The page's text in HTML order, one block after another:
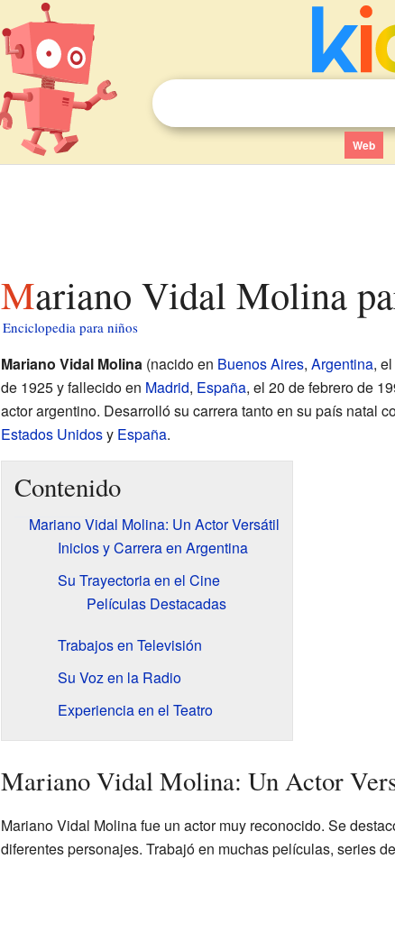
Web
Mariano Vidal Molina
Enciclopedia para niños
Mariano Vidal Molina(nacido en Buenos Aires, Argentina,
de 1925 y fallecido en Madrid, España, el 20 de febrero de
actor argentino. Desarrolló su carrera tanto en su país natal
Estados Unidosy España.
Contenido
Mariano Vidal Molina: Un Actor Versátil
Inicios y Carrera en Argentina
Su Trayectoria en el Cine
Películas Destacadas
Trabajos en Televisión
Su Voz en la Radio
Experiencia en el Teatro
Mariano Vidal Molina: Un Actor
Mariano Vidal Molina fue un actor muy reconocido. Se
diferentes personajes. Trabajó en muchas películas, series